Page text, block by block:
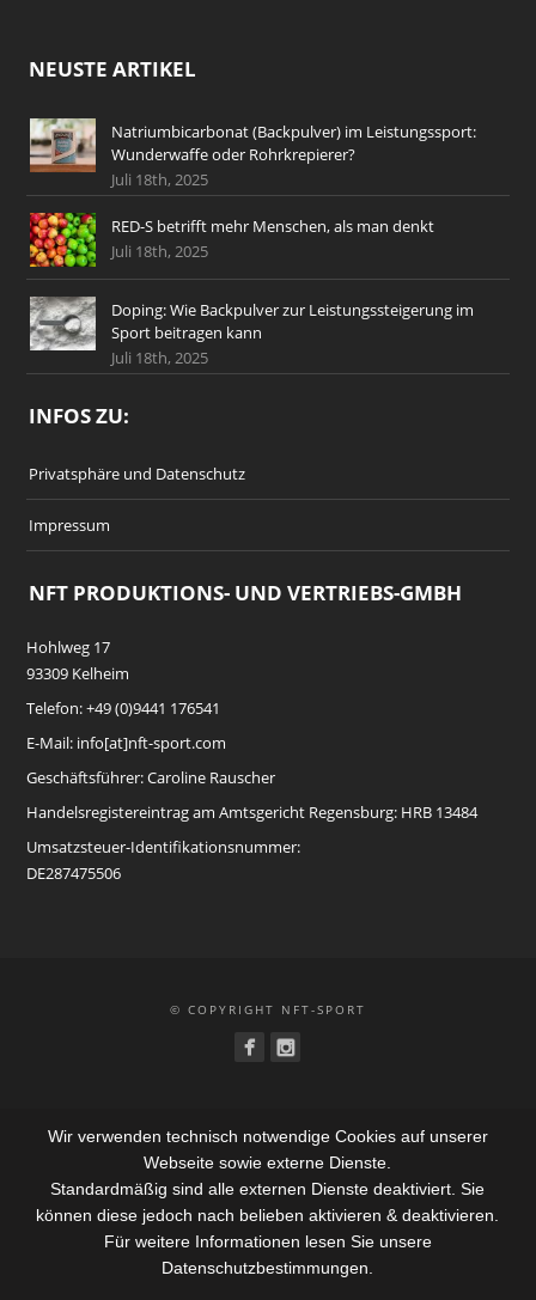
NEUSTE ARTIKEL
Natriumbicarbonat (Backpulver) im Leistungssport:
Wunderwaffe oder Rohrkrepierer?
Juli 18th, 2025
RED-S betrifft mehr Menschen, als man denkt
Juli 18th, 2025
Doping: Wie Backpulver zur Leistungssteigerung im
Sport beitragen kann
Juli 18th, 2025
INFOS ZU:
Privatsphäre und Datenschutz
Impressum
NFT PRODUKTIONS- UND VERTRIEBS-GMBH
Hohlweg 17
93309 Kelheim
Telefon: +49 (0)9441 176541
E-Mail: info[at]nft-sport.com
Geschäftsführer: Caroline Rauscher
Handelsregistereintrag am Amtsgericht Regensburg: HRB 13484
Umsatzsteuer-Identifikationsnummer:
DE287475506
© COPYRIGHT NFT-SPORT
Wir verwenden technisch notwendige Cookies auf unserer
Webseite sowie externe Dienste.
Standardmäßig sind alle externen Dienste deaktiviert. Sie
können diese jedoch nach belieben aktivieren & deaktivieren.
Für weitere Informationen lesen Sie unsere
Datenschutzbestimmungen.